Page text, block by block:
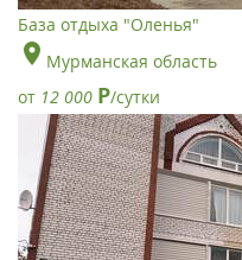
База отдыха "Оленья"
Мурманская область
от 12 000 Р/сутки